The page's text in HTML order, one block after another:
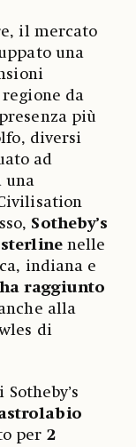
il mercato
una
da
più
diversi
ad
una
Sotheby’s
nelle
indiana e
ha raggiunto
alla
di
per 2